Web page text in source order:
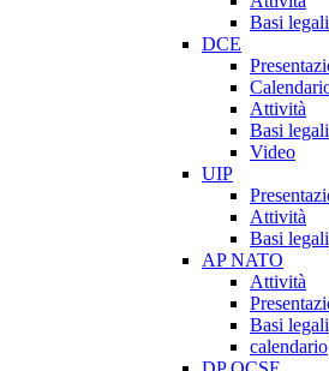
Basi legali
DCE
Attività
Basi legali
Video
UIP
Attività
Basi legali
AP NATO
Attività
Basi legali
calendario